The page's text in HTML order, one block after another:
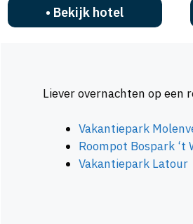
• Bekijk hotel
Liever overnachten op een
Vakantiepark
Roompot Bospark ‘t
Vakantiepark Latour